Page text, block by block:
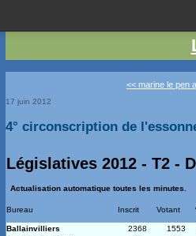
<< marine le pen
17 juin 2012
4° circonscription de
Législatives 2012 - T2 -
Actualisation automatique toutes les minutes.
Bureau Inscrit Votant
Ballainvilliers
2368 1553